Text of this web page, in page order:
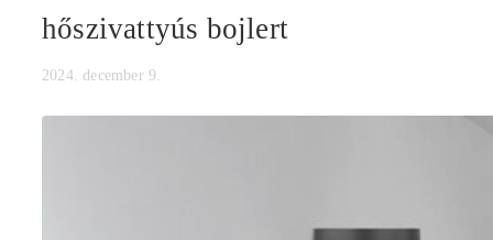
hőszivattyús bojlert
2024. december 9.